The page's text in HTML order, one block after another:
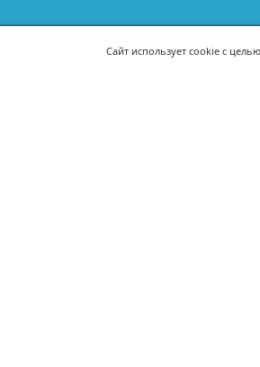
Сайт использует cookie с